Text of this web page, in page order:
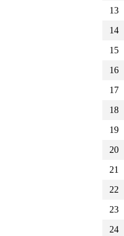
13
14
15
16
17
18
19
20
21
22
23
24